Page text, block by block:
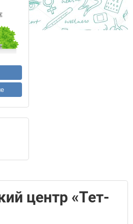
центр «Тет-